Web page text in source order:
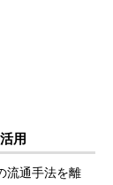
用
流通手法を離